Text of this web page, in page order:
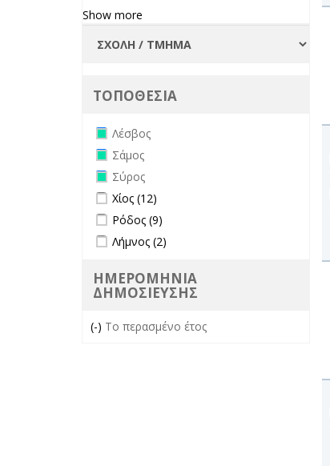
Show more
ΤΟΠΟΘΕΣΙΑ
Remove Λέσβος filter
Λέσβος
Remove Σάμος filter
Σάμος
Remove Σύρος filter
Σύρος
Apply Χίος filter
Χίος (12)
Apply Ρόδος filter
Ρόδος (9)
Apply Λήμνος filter
Λήμνος (2)
ΗΜΕΡΟΜΗΝΙΑ
ΔΗΜΟΣΙΕΥΣΗΣ
(-) Remove Το περασμένο έτος filter
Το περασμένο έτος